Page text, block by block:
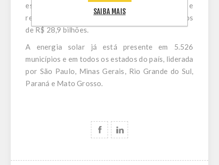
espalhados em todas as regiões do Brasil, e
representam uma arrecadação aos cofres públicos
de R$ 28,9 bilhões.
A energia solar já está presente em 5.526
municípios e em todos os estados do país, liderada
por São Paulo, Minas Gerais, Rio Grande do Sul,
Paraná e Mato Grosso.
SAIBA MAIS